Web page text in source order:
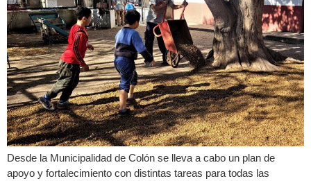
Desde la Municipalidad de Colón se lleva a cabo un plan de
apoyo y fortalecimiento con distintas tareas para todas las